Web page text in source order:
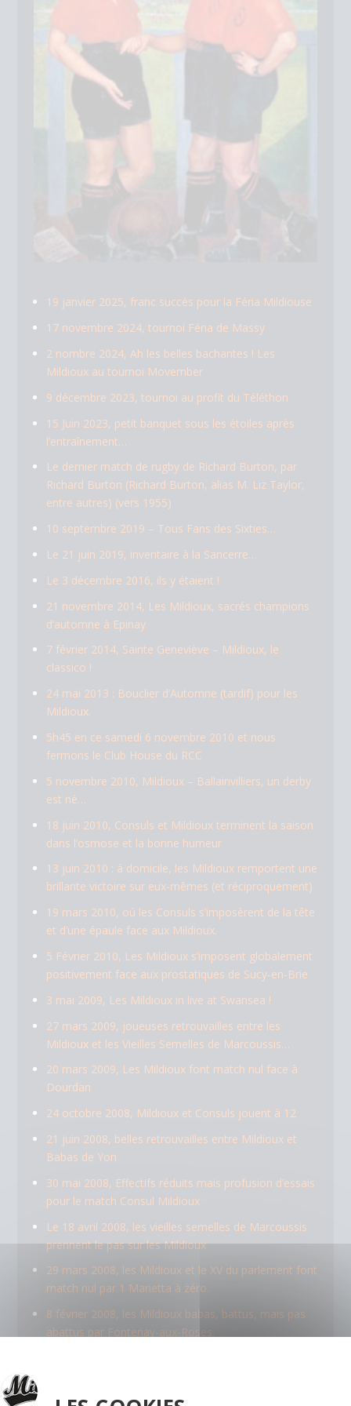
19 janvier 2025, franc succès pour la Féria Mildiouse
17 novembre 2024, tournoi Féria de Massy
2 nombre 2024, Ah les belles bachantes ! Les
Mildioux au tournoi Movember
9 décembre 2023, tournoi au profit du Téléthon
15 Juin 2023, petit banquet sous les étoiles après
l’entraînement…
Le dernier match de rugby de Richard Burton, par
Richard Burton (Richard Burton, alias M. Liz Taylor,
entre autres) (vers 1955)
10 septembre 2019 – Tous Fans des Sixties…
Le 21 juin 2019, inventaire à la Sancerre…
Le 3 décembre 2016, ils y étaient !
21 novembre 2014, Les Mildioux, sacrés champions
d’automne à Epinay
7 février 2014, Sainte Geneviève – Mildioux, le
classico !
24 mai 2013 : Bouclier d’Automne (tardif) pour les
Mildioux.
5h45 en ce samedi 6 novembre 2010 et nous
fermons le Club House du RCC
5 novembre 2010, Mildioux – Ballainvilliers, un derby
est né…
18 juin 2010, Consuls et Mildioux terminent la saison
dans l’osmose et la bonne humeur
13 juin 2010 : à domicile, les Mildioux remportent une
brillante victoire sur eux-mêmes (et réciproquement)
19 mars 2010, où les Consuls s’imposèrent de la tête
et d’une épaule face aux Mildioux.
5 Février 2010, Les Mildioux s’imposent globalement
positivement face aux prostatiques de Sucy-en-Brie
3 mai 2009, Les Mildioux in live at Swansea !
27 mars 2009, joueuses retrouvailles entre les
Mildioux et les Vieilles Semelles de Marcoussis…
20 mars 2009, Les Mildioux font match nul face à
Dourdan
24 octobre 2008, Mildioux et Consuls jouent à 12
21 juin 2008, belles retrouvailles entre Mildioux et
Babas de Yon
30 mai 2008, Effectifs réduits mais profusion d’essais
pour le match Consul Mildioux
Le 18 avril 2008, les vieilles semelles de Marcoussis
prennent le pas sur les Mildioux
29 mars 2008, les Mildioux et le XV du parlement font
match nul par 1 Marietta à zéro.
8 février 2008, les Mildioux babas, battus, mais pas
abattus par Fontenay-aux-Roses.
Les Mildioux tenus en échec par les Consuls de